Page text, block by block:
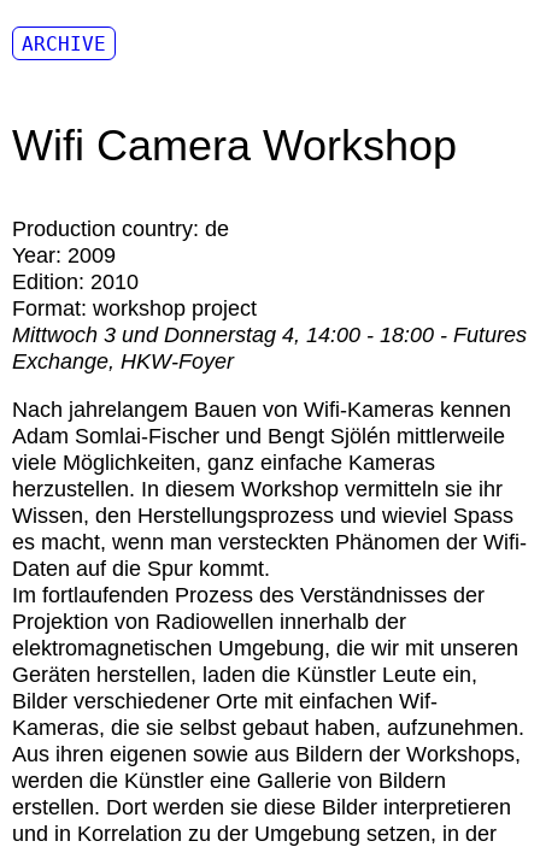
ARCHIVE
Wifi Camera Workshop
Production country: de
Year: 2009
Edition: 2010
Format: workshop project
Mittwoch 3 und Donnerstag 4, 14:00 - 18:00 - Futures
Exchange, HKW-Foyer
Nach jahrelangem Bauen von Wifi-Kameras kennen
Adam Somlai-Fischer und Bengt Sjölén mittlerweile
viele Möglichkeiten, ganz einfache Kameras
herzustellen. In diesem Workshop vermitteln sie ihr
Wissen, den Herstellungsprozess und wieviel Spass
es macht, wenn man versteckten Phänomen der Wifi-
Daten auf die Spur kommt.
Im fortlaufenden Prozess des Verständnisses der
Projektion von Radiowellen innerhalb der
elektromagnetischen Umgebung, die wir mit unseren
Geräten herstellen, laden die Künstler Leute ein,
Bilder verschiedener Orte mit einfachen Wif-
Kameras, die sie selbst gebaut haben, aufzunehmen.
Aus ihren eigenen sowie aus Bildern der Workshops,
werden die Künstler eine Gallerie von Bildern
erstellen. Dort werden sie diese Bilder interpretieren
und in Korrelation zu der Umgebung setzen, in der